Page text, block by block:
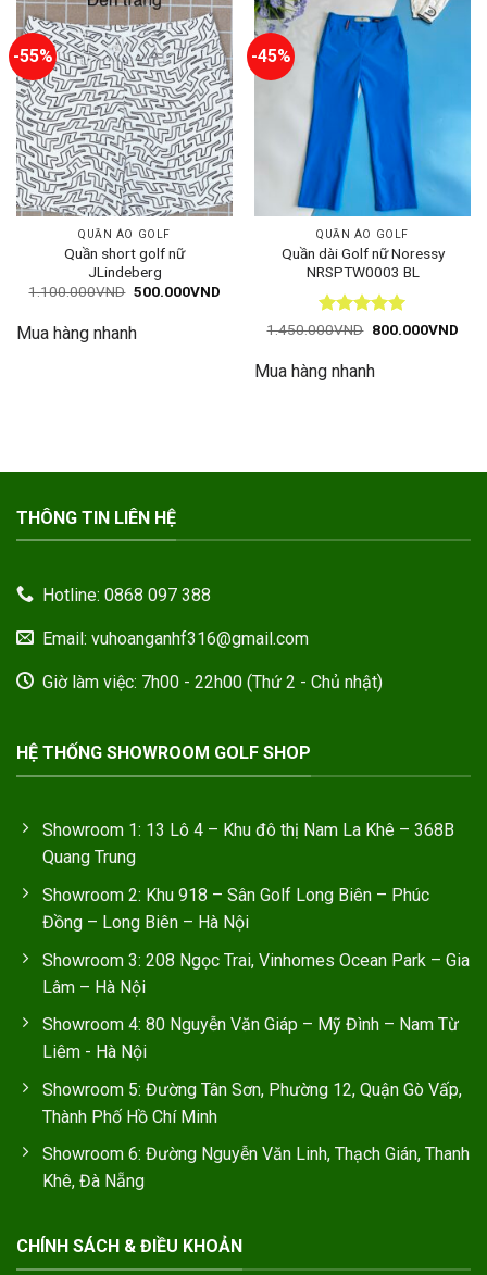
-55%
QUẦN ÁO GOLF
Quần short golf nữ
JLindeberg
1.100.000VND Giá
1.100.000VND.
500.000VNDGiá
Mua hàng nhanh
-45%
QUẦN ÁO GOLF
Quần dài Golf nữ Noressy
NRSPTW0003 BL
Được xếp
sao
1.450.000VND Giá
1.450.000VND.
800.000VNDGiá
Mua hàng nhanh
THÔNG TIN LIÊN HỆ
Hotline: 0868 097 388
Email: vuhoanganhf316@gmail.com
Giờ làm việc: 7h00 - 22h00 (Thứ 2 - Chủ nhật)
HỆ THỐNG SHOWROOM GOLF SHOP
Showroom 1: 13 Lô 4 – Khu đô thị Nam La Khê – 368B
Quang Trung
Showroom 2: Khu 918 – Sân Golf Long Biên – Phúc
Đồng – Long Biên – Hà Nội
Showroom 3: 208 Ngọc Trai, Vinhomes Ocean Park – Gia
Lâm – Hà Nội
Showroom 4: 80 Nguyễn Văn Giáp – Mỹ Đình – Nam Từ
Liêm - Hà Nội
Showroom 5: Đường Tân Sơn, Phường 12, Quận Gò Vấp,
Thành Phố Hồ Chí Minh
Showroom 6: Đường Nguyễn Văn Linh, Thạch Gián, Thanh
Khê, Đà Nẵng
CHÍNH SÁCH & ĐIỀU KHOẢN